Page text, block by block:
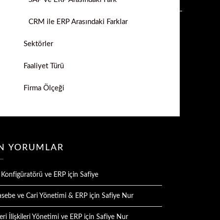
CRM ile ERP Arasındaki Farklar
Sektörler
Faaliyet Türü
Firma Ölçeği
YORUMLAR
ve ERPiçin Safiye
ve Cari Yönetimi & ERPiçin Safiye Nur
İlişkileri Yönetimi ve ERPiçin Safiye Nur